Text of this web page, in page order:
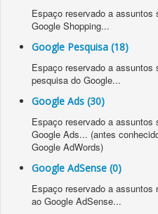
Espaço reservado a assuntos
Google Shopping...
Google Pesquisa (18)
Espaço reservado a assuntos
pesquisa do Google...
Google Ads (30)
Espaço reservado a assuntos
Google Ads... (antes
Google AdWords)
Google AdSense (0)
Espaço reservado a assuntos
ao Google AdSense...